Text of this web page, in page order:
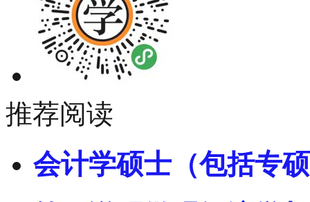
推荐阅读
会计学硕士（包括专